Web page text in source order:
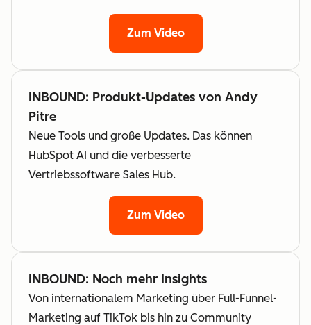
Zum Video
INBOUND: Produkt-Updates von Andy
Pitre
Neue Tools und große Updates. Das können
HubSpot AI und die verbesserte
Vertriebssoftware Sales Hub.
Zum Video
INBOUND: Noch mehr Insights
Von internationalem Marketing über Full-Funnel-
Marketing auf TikTok bis hin zu Community